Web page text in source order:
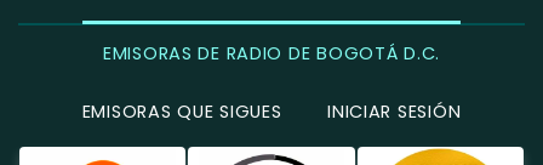
EMISORAS DE RADIO DE BOGOTÁ D.C.
EMISORAS QUE SIGUES INICIAR SESIÓN